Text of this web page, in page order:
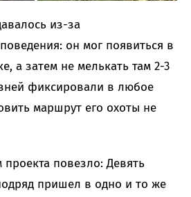
из-за
он мог появиться в
а затем не мелькать там 2-3
фиксировали в любое
маршрут его охоты не
проекта повезло: Девять
пришел в одно и то же